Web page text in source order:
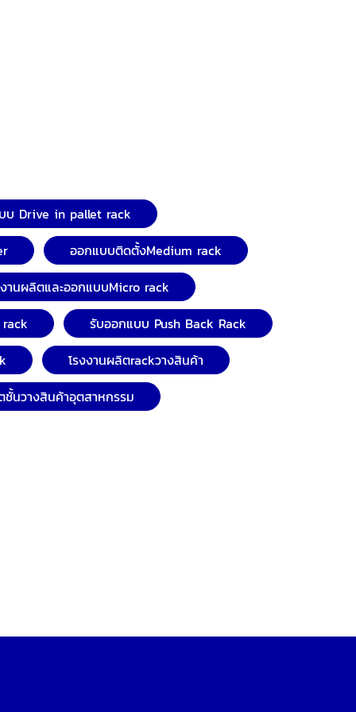
บ Drive in pallet rack
ออกแบบติดตั้งMedium rack
งานผลิตและออกแบบMicro rack
รับออกแบบ Push Back Rack
โรงงานผลิตrackวางสินค้า
ชั้นวางสินค้าอุตสาหกรรม